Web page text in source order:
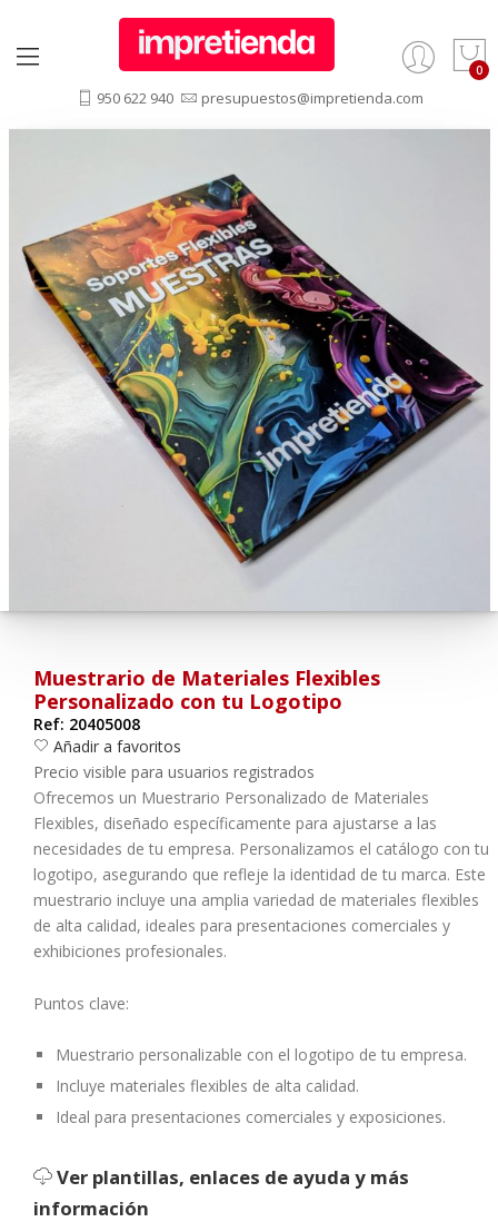
¿Olvidó su contraseña?
Entrar
950 622 940 presupuestos@impretienda.com
Muestrario de Materiales Flexibles
Personalizado con tu Logotipo
Ref: 20405008
Añadir a favoritos
Precio visible para usuarios registrados
Ofrecemos un Muestrario Personalizado de Materiales
Flexibles, diseñado específicamente para ajustarse a las
necesidades de tu empresa. Personalizamos el catálogo con tu
logotipo, asegurando que refleje la identidad de tu marca. Este
muestrario incluye una amplia variedad de materiales flexibles
de alta calidad, ideales para presentaciones comerciales y
exhibiciones profesionales.
Puntos clave:
Muestrario personalizable con el logotipo de tu empresa.
Incluye materiales flexibles de alta calidad.
Ideal para presentaciones comerciales y exposiciones.
Ver plantillas, enlaces de ayuda y más
información